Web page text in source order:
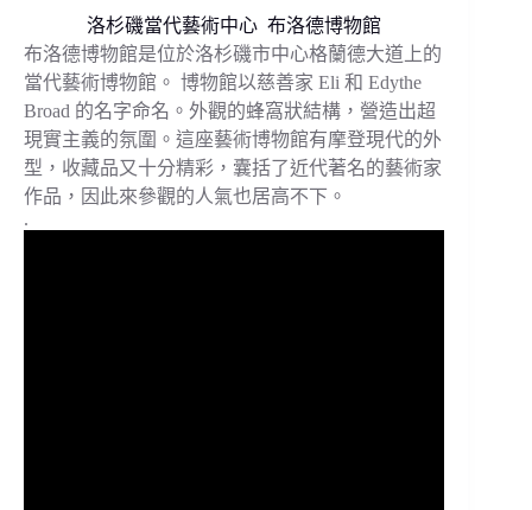
洛杉磯當代藝術中心 布洛德博物館
布洛德博物館是位於洛杉磯市中心格蘭德大道上的
當代藝術博物館。 博物館以慈善家 Eli 和 Edythe
Broad 的名字命名。外觀的蜂窩狀結構，營造出超
現實主義的氛圍。這座藝術博物館有摩登現代的外
型，收藏品又十分精彩，囊括了近代著名的藝術家
作品，因此來參觀的人氣也居高不下。
.